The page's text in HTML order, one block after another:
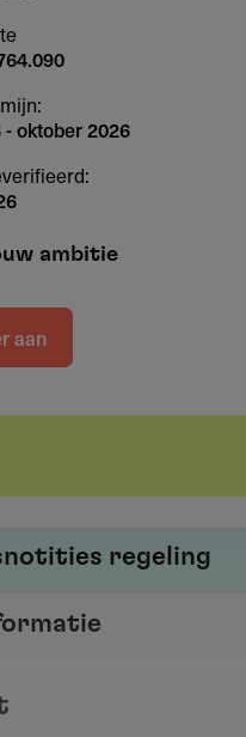
-oktober 2026
ambitie
aan
regeling
Fondswervingonline